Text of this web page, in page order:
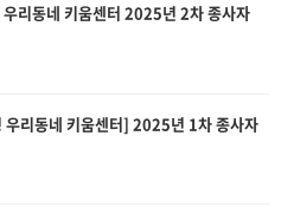
리동네 키움센터 2025년 2차 종사자
우리동네 키움센터] 2025년 1차 종사자